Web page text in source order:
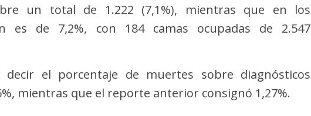
un total de 1.222 (7,1%), mientras que en los
es de 7,2%, con 184 camas ocupadas de 2.547
el porcentaje de muertes sobre diagnósticos
mientras que el reporte anterior consignó 1,27%.